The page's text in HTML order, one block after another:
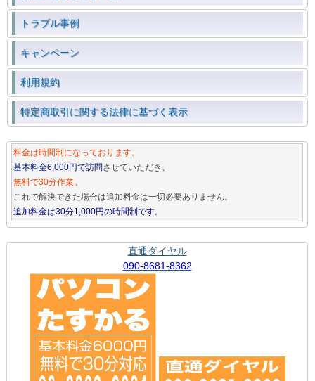
トラブル事例
キャンペーン
利用規約
特定商取引に関する法律に基づく表示
料金は時間制になっております。
基本料金6,000円で訪問させていただき、
無料で30分作業。
これで解決できた場合は追加料金は一切必要ありません。
追加料金は30分1,000円の時間制です。
直通ダイヤル
090-8681-8362